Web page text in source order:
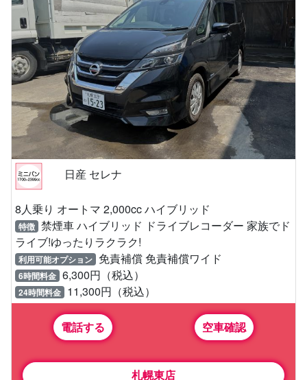
日産 セレナ
8人乗り オートマ 2,000cc ハイブリッド
特徴 禁煙車 ハイブリッド ドライブレコーダー 家族でド
ライブ!ゆったりラクラク!
利用可能オプション 免責補償 免責補償ワイド
6時間料金 6,300円（税込）
24時間料金 11,300円（税込）
電話する 空車確認
札幌東店